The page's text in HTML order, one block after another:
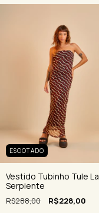
ESGOTADO
Vestido Tubinho Tule La
Serpiente
R$288,00 R$228,00